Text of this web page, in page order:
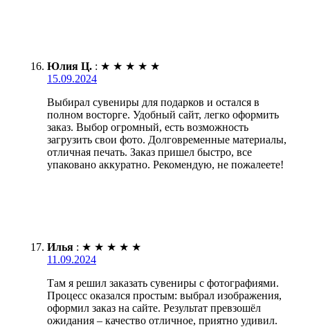
Юлия Ц. : ★ ★ ★ ★ ★
15.09.2024
Выбирал сувениры для подарков и остался в
полном восторге. Удобный сайт, легко оформить
заказ. Выбор огромный, есть возможность
загрузить свои фото. Долговременные материалы,
отличная печать. Заказ пришел быстро, все
упаковано аккуратно. Рекомендую, не пожалеете!
Илья : ★ ★ ★ ★ ★
11.09.2024
Там я решил заказать сувениры с фотографиями.
Процесс оказался простым: выбрал изображения,
оформил заказ на сайте. Результат превзошёл
ожидания – качество отличное, приятно удивил.